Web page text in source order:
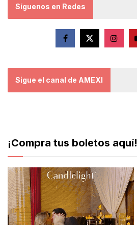
Síguenos en Redes
Sigue el canal de AMEXI
¡Compra tus boletos aquí!